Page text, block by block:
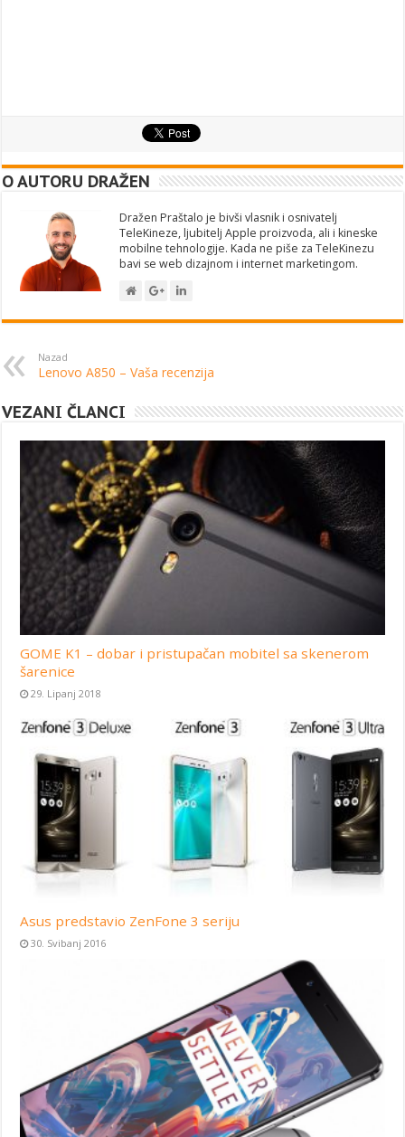
O AUTORU DRAŽEN
Dražen Praštalo je bivši vlasnik i osnivatelj
TeleKineze, ljubitelj Apple proizvoda, ali i kineske
mobilne tehnologije. Kada ne piše za TeleKinezu
bavi se web dizajnom i internet marketingom.
Nazad
Lenovo A850 – Vaša recenzija
VEZANI ČLANCI
GOME K1 – dobar i pristupačan mobitel sa skenerom
šarenice
29. Lipanj 2018
Asus predstavio ZenFone 3 seriju
30. Svibanj 2016